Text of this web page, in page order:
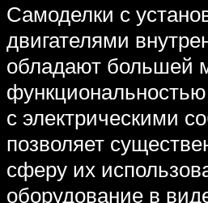
Самоделки с
двигателями
обладают большей
с электрическими
позволяет
сферу их
оборудование в